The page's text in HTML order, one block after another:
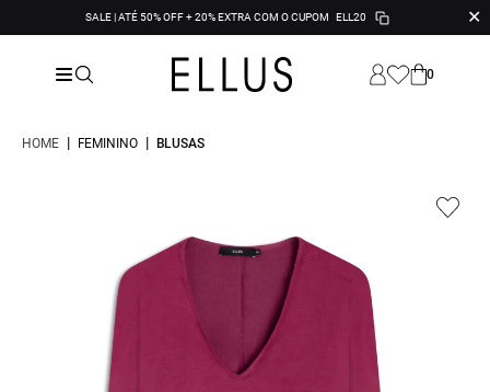
SALE | ATÉ 50% OFF + 20% EXTRA COM O CUPOM ELL20 ✕
0
HOME | FEMININO | BLUSAS